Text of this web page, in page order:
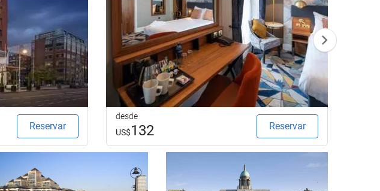
Reservar
desde
US$132 Reservar